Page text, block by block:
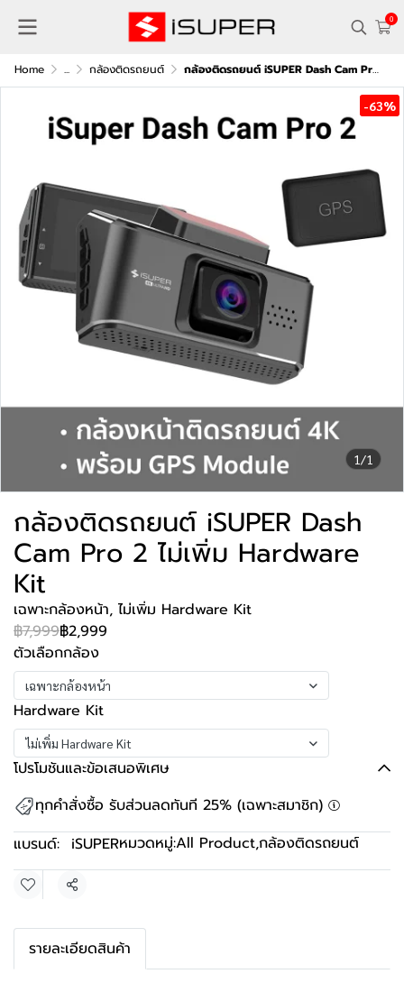
0
Home ... กล้องติดรถยนต์ กล้องติดรถยนต์ iSUPER Dash Cam Pro 2 ไม่เพิ่ม Hardware Kit
1/1
-63%
กล้องติดรถยนต์ iSUPER Dash
Cam Pro 2 ไม่เพิ่ม Hardware
Kit
เฉพาะกล้องหน้า, ไม่เพิ่ม Hardware Kit
฿7,999฿2,999
ตัวเลือกกล้อง
เฉพาะกล้องหน้า
Hardware Kit
ไม่เพิ่ม Hardware Kit
โปรโมชันและข้อเสนอพิเศษ
ทุกคำสั่งซื้อ รับส่วนลดทันที 25% (เฉพาะสมาชิก)
แบรนด์: iSUPERหมวดหมู่:All Product,กล้องติดรถยนต์
แชร์
รายละเอียดสินค้า